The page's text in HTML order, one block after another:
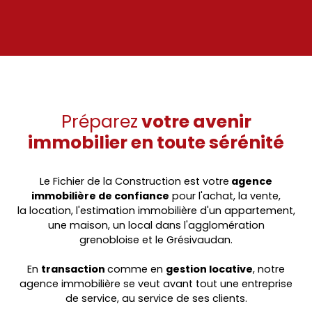
Préparezvotre avenir
immobilier en toute sérénité
Le Fichier de la Construction est votre agence
immobilière de confiance pour l'achat, la vente,
la location, l'estimation immobilière d'un appartement,
une maison, un local dans l'agglomération
grenobloise et le Grésivaudan.
En transaction comme en gestion locative, notre
agence immobilière se veut avant tout une entreprise
de service, au service de ses clients.